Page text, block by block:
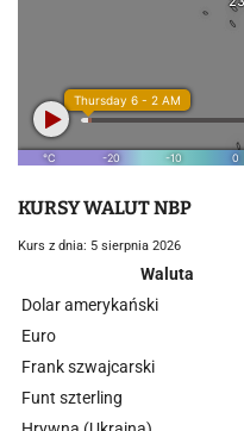
KURSY WALUT NBP
Kurs z dnia: 5 sierpnia 2026
Waluta
Dolar amerykański
Euro
Frank szwajcarski
Funt szterling